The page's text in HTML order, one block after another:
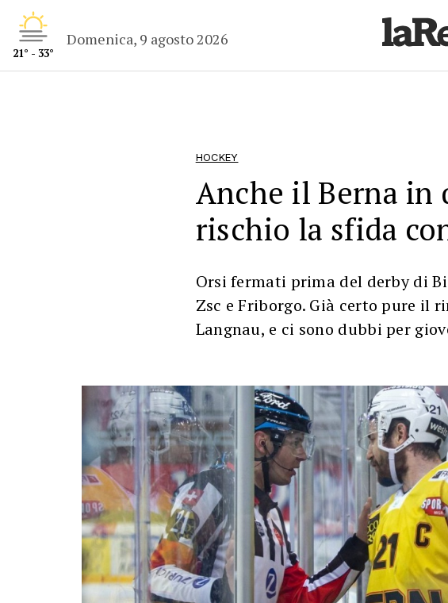
21° - 33°
Domenica, 9 agosto 2026
HOCKEY
Anche il Berna in
rischio la sfida
Orsi fermati prima del derby di
Zsc e Friborgo. Già certo pure il
Langnau, e ci sono dubbi per